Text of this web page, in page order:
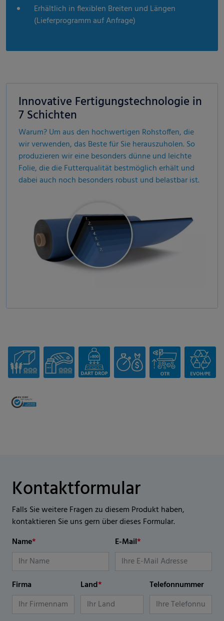
Erhältlich in flexiblen Breiten und Längen
(Lieferprogramm auf Anfrage)
Innovative Fertigungstechnologie in
7 Schichten
Warum? Um aus den hochwertigen Rohstoffen, die
wir verwenden, das Beste für Sie herauszuholen. So
produzieren wir eine besonders dünne und leichte
Folie, die die Futterqualität bestmöglich erhält und
dabei auch noch besonders robust und belastbar ist.
Kontaktformular
Falls Sie weitere Fragen zu diesem Produkt haben,
kontaktieren Sie uns gern über dieses Formular.
Name* E-Mail*
Firma Land* Telefonnummer